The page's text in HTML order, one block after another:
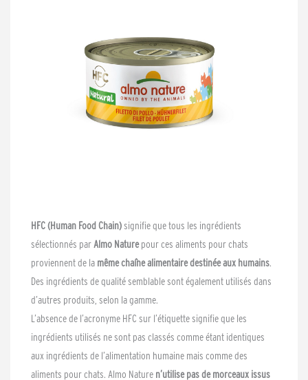
HFC (Human Food Chain)signifie que tous les ingrédients
sélectionnés par Almo Naturepour ces aliments pour chats
proviennent de la même chaîne alimentaire destinée aux humains.
Des ingrédients de qualité semblable sont également utilisés dans
d’autres produits, selon la gamme.
L’absence de l’acronyme HFC sur l’étiquette signifie que les
ingrédients utilisés ne sont pas classés comme étant identiques
aux ingrédients de l’alimentation humaine mais comme des
aliments pour chats. Almo Nature n’utilise pas de morceaux issus